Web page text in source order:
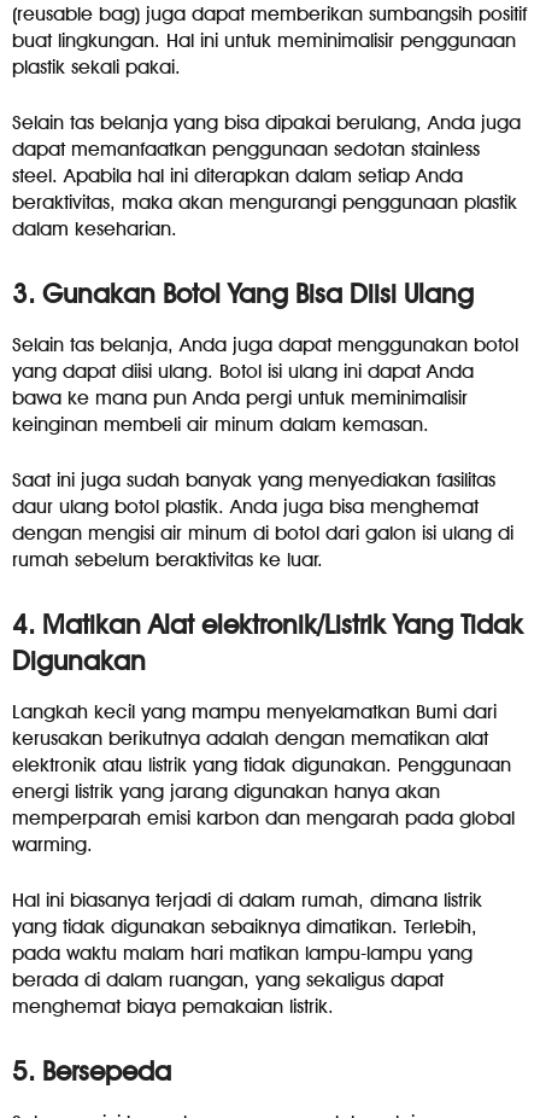
(reusable bag) juga dapat memberikan sumbangsih positif
buat lingkungan. Hal ini untuk meminimalisir penggunaan
plastik sekali pakai.
Selain tas belanja yang bisa dipakai berulang, Anda juga
dapat memanfaatkan penggunaan sedotan stainless
steel. Apabila hal ini diterapkan dalam setiap Anda
beraktivitas, maka akan mengurangi penggunaan plastik
dalam keseharian.
3. Gunakan Botol Yang Bisa Diisi Ulang
Selain tas belanja, Anda juga dapat menggunakan botol
yang dapat diisi ulang. Botol isi ulang ini dapat Anda
bawa ke mana pun Anda pergi untuk meminimalisir
keinginan membeli air minum dalam kemasan.
Saat ini juga sudah banyak yang menyediakan fasilitas
daur ulang botol plastik. Anda juga bisa menghemat
dengan mengisi air minum di botol dari galon isi ulang di
rumah sebelum beraktivitas ke luar.
4. Matikan Alat elektronik/Listrik Yang Tidak
Digunakan
Langkah kecil yang mampu menyelamatkan Bumi dari
kerusakan berikutnya adalah dengan mematikan alat
elektronik atau listrik yang tidak digunakan. Penggunaan
energi listrik yang jarang digunakan hanya akan
memperparah emisi karbon dan mengarah pada global
warming.
Hal ini biasanya terjadi di dalam rumah, dimana listrik
yang tidak digunakan sebaiknya dimatikan. Terlebih,
pada waktu malam hari matikan lampu-lampu yang
berada di dalam ruangan, yang sekaligus dapat
menghemat biaya pemakaian listrik.
5. Bersepeda